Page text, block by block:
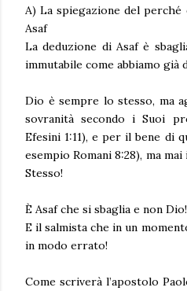
A) La spiegazione del perché
Asaf
La deduzione di Asaf è
immutabile come abbiamo già
Dio è sempre lo stesso, ma
sovranità secondo i Suoi
Efesini 1:11), e per il bene di
esempio Romani 8:28), ma
Stesso!
È Asaf che si sbaglia e non Dio!
E il salmista che in un
in modo errato!
Come scriverà l’apostolo